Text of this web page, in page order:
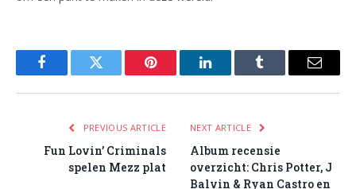
FacebookTwitter Pinterest LinkedInTumblr Email
PREVIOUS ARTICLE
Fun Lovin’ Criminals
spelen Mezz plat
NEXT ARTICLE
Album recensie
overzicht: Chris Potter, J
Balvin & Ryan Castro en